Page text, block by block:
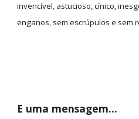
invencível, astucioso, cínico,
enganos, sem escrúpulos e sem
E uma mensagem...